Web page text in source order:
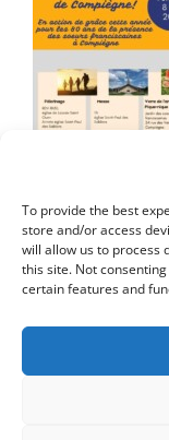
To provide the best
store and/or access
will allow us to process
this site. Not
certain features and